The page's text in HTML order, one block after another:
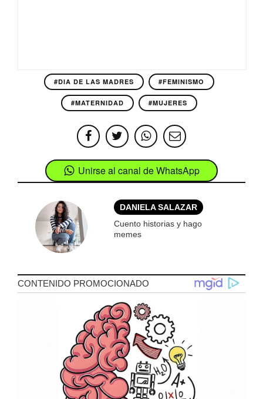
#DIA DE LAS MADRES #FEMINISMO
#MATERNIDAD #MUJERES
Unirse al canal de WhatsApp
DANIELA SALAZAR
Cuento historias y hago
memes